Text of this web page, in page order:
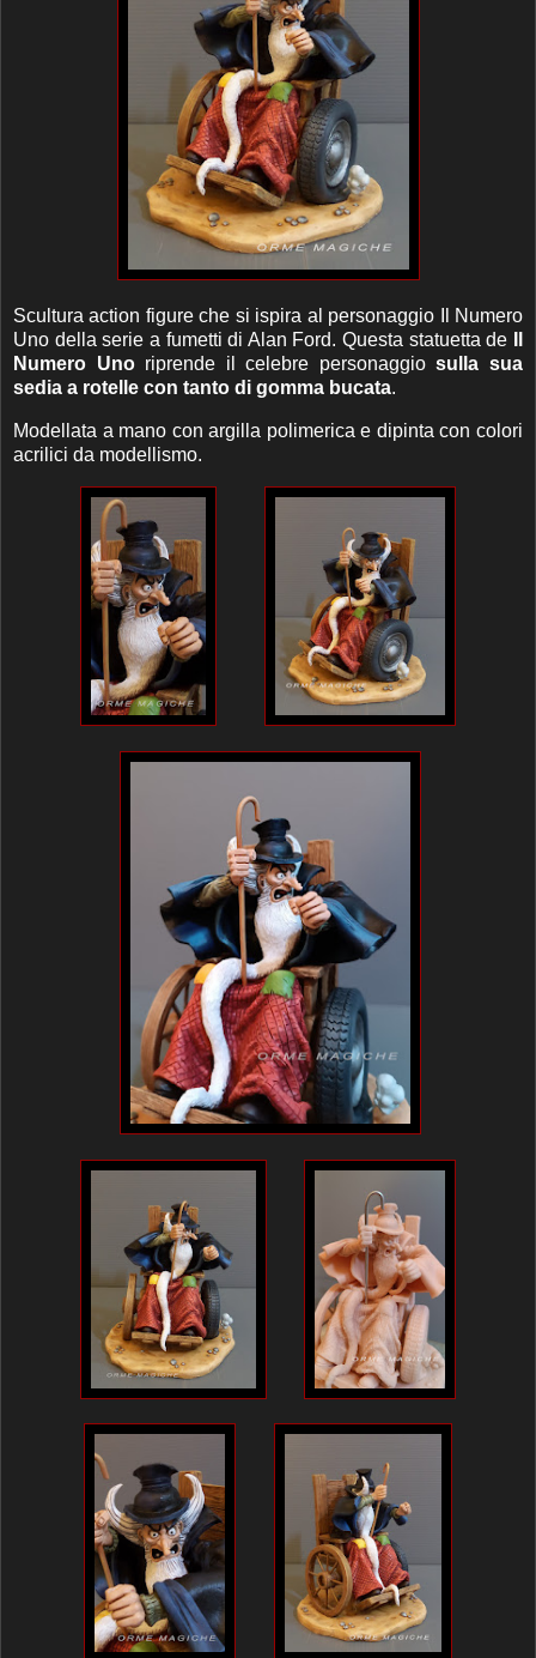
Scultura action figure che si ispira al personaggio Il Numero
Uno della serie a fumetti di Alan Ford. Questa statuetta de
Numero Unoriprende il celebre personaggiosulla sua
sedia a rotelle con tanto di gomma bucata.
Modellata a mano con argilla polimerica e dipinta con colori
acrilici da modellismo.